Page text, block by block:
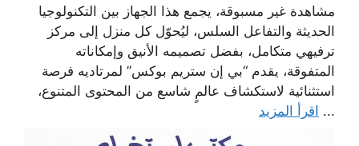
مشاهدة غير مسبوقة، يجمع هذا الجهاز بين التكنولوجيا
الحديثة والتفاعل السلس، ليُحوّل كل منزل إلى مركز
ترفيهي متكامل، بفضل تصميمه الأنيق وإمكاناته
المتفوقة، يقدم “بي إن ستريم بوكس” لمرتاديه فرصة
استثنائية لاستكشاف عالمٍ شاسع من المحتوى المتنوع،
... اقرأ المزيد